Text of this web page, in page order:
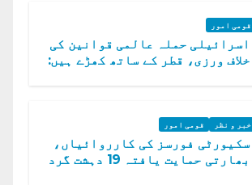
قومی امور
اسرائیلی حملہ عالمی قوانین کی
خلاف ورزی، قطر کے ساتھ کھڑے ہیں:
خبر و نظر قومی امور
سکیورٹی فورسز کی کارروائیاں،
بھارتی حمایت یافتہ 19 دہشت گرد